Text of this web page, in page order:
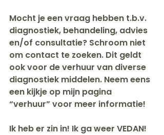
Mocht je een vraag hebben t.b.v.
diagnostiek, behandeling, advies
en/of consultatie? Schroom niet
om contact te zoeken. Dit geldt
ook voor de verhuur van diverse
diagnostiek middelen. Neem eens
een kijkje op mijn pagina
“verhuur” voor meer informatie!
Ik heb er zin in! Ik ga weer VEDAN!